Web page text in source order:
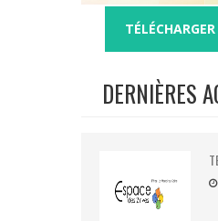
DERNIÈRES